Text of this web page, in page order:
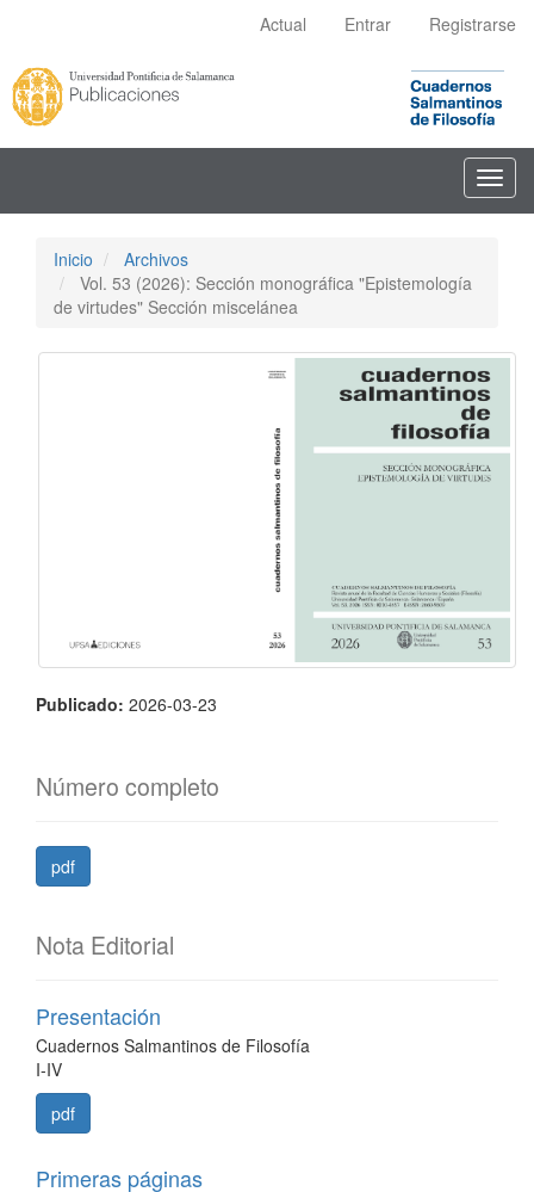
principal
Barra
lateral
Actual Entrar Registrarse
Inicio
Archivos
Vol. 53 (2026): Sección monográfica "Epistemología
de virtudes" Sección miscelánea
Publicado: 2026-03-23
Número completo
pdf
Nota Editorial
Presentación
Cuadernos Salmantinos de Filosofía
I-IV
pdf
Primeras páginas